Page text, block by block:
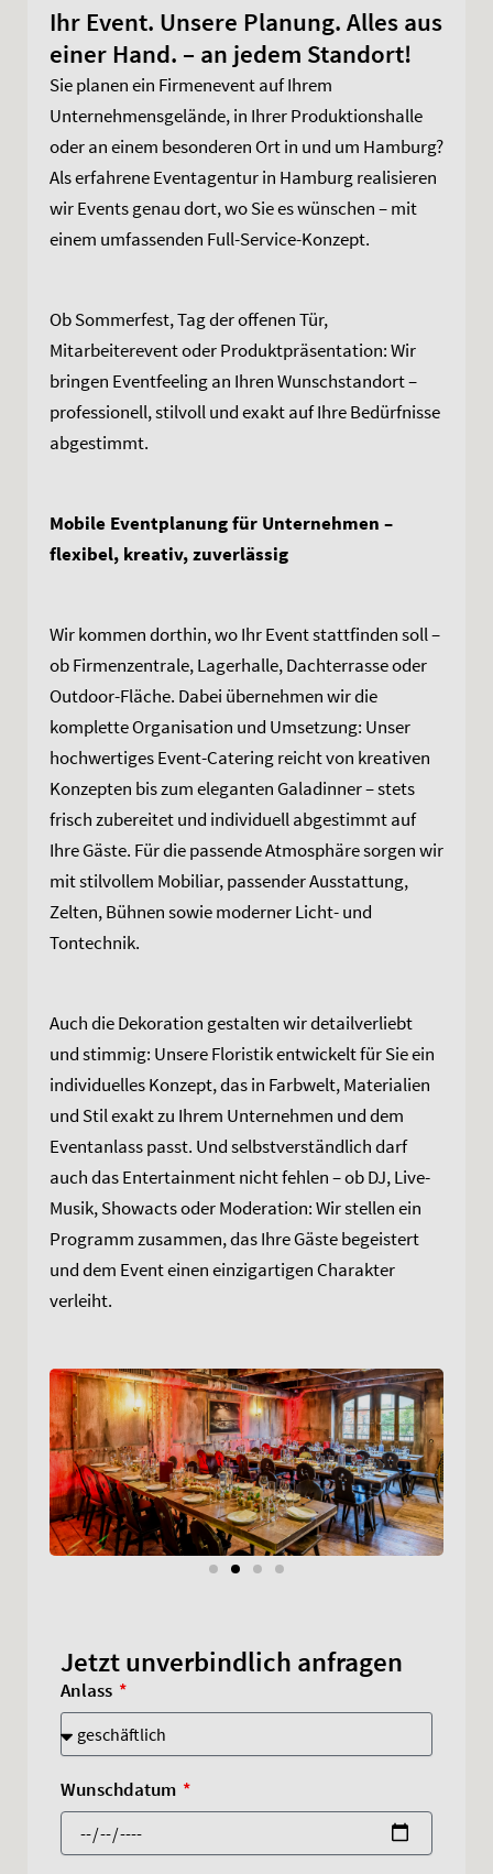
Ihr Event. Unsere Planung. Alles aus
einer Hand. – an jedem Standort!
Sie planen ein Firmenevent auf Ihrem
Unternehmensgelände, in Ihrer Produktionshalle
oder an einem besonderen Ort in und um Hamburg?
Als erfahrene Eventagentur in Hamburg realisieren
wir Events genau dort, wo Sie es wünschen – mit
einem umfassenden Full-Service-Konzept.
Ob Sommerfest, Tag der offenen Tür,
Mitarbeiterevent oder Produktpräsentation: Wir
bringen Eventfeeling an Ihren Wunschstandort –
professionell, stilvoll und exakt auf Ihre Bedürfnisse
abgestimmt.
Mobile Eventplanung für Unternehmen –
flexibel, kreativ, zuverlässig
Wir kommen dorthin, wo Ihr Event stattfinden soll –
ob Firmenzentrale, Lagerhalle, Dachterrasse oder
Outdoor-Fläche. Dabei übernehmen wir die
komplette Organisation und Umsetzung: Unser
hochwertiges Event-Catering reicht von kreativen
Konzepten bis zum eleganten Galadinner – stets
frisch zubereitet und individuell abgestimmt auf
Ihre Gäste. Für die passende Atmosphäre sorgen wir
mit stilvollem Mobiliar, passender Ausstattung,
Zelten, Bühnen sowie moderner Licht- und
Tontechnik.
Auch die Dekoration gestalten wir detailverliebt
und stimmig: Unsere Floristik entwickelt für Sie ein
individuelles Konzept, das in Farbwelt, Materialien
und Stil exakt zu Ihrem Unternehmen und dem
Eventanlass passt. Und selbstverständlich darf
auch das Entertainment nicht fehlen – ob DJ, Live-
Musik, Showacts oder Moderation: Wir stellen ein
Programm zusammen, das Ihre Gäste begeistert
und dem Event einen einzigartigen Charakter
verleiht.
Jetzt unverbindlich anfragen
Anlass
Wunschdatum